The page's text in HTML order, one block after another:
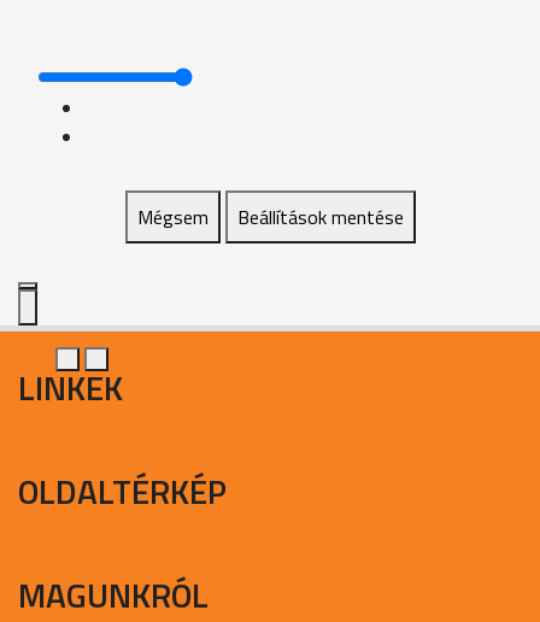
Mégsem Beállítások mentése
LINKEK
OLDALTÉRKÉP
MAGUNKRÓL